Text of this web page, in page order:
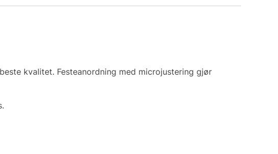
kvalitet. Festeanordning med microjustering gjør